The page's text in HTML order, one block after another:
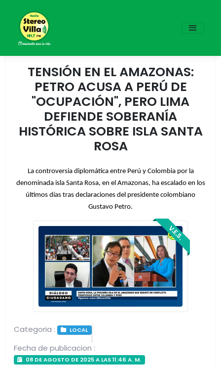
TENSIÓN EN EL AMAZONAS:
PETRO ACUSA A PERÚ DE
"OCUPACIÓN", PERO LIMA
DEFIENDE SOBERANÍA
HISTÓRICA SOBRE ISLA SANTA
ROSA
La controversia diplomática entre Perú y Colombia por la
denominada isla Santa Rosa, en el Amazonas, ha escalado en los
últimos días tras declaraciones del presidente colombiano
Gustavo Petro.
V.E.S.
Categoria : LOCAL
Fecha de publicacion :
08 DE AGOSTO DE 2025 A LAS 11:46 A. M.